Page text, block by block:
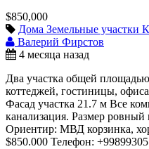
$850,000
Дома Земельные участки
Валерий Фирстов
4 месяца назад
Два участка общей
коттеджей, гостиницы,
Фасад участка 21.7 м Все
канализация. Размер
Ориентир: МВД корзинка,
$850.000 Телефон: